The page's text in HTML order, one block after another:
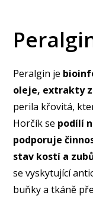
Peralgin je
oleje, extrakty
perila křovitá,
Horčík se podílí
podporuje
stav kostí a
se vyskytující
buňky a tkáně